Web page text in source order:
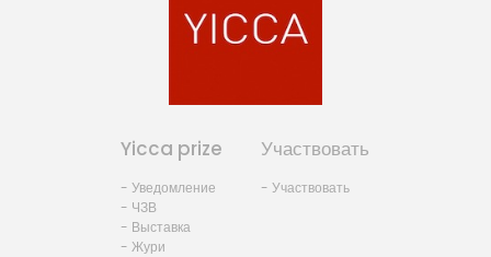
Yicca prize
- Уведомление
- ЧЗВ
- Выставка
- Жури
Участвовать
- Участвовать